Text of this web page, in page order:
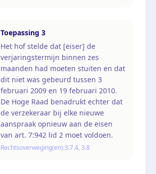
Toepassing 3
Het hof stelde dat [eiser] de
verjaringstermijn binnen zes
maanden had moeten stuiten en dat
dit niet was gebeurd tussen 3
februari 2009 en 19 februari 2010.
De Hoge Raad benadrukt echter dat
de verzekeraar bij elke nieuwe
aanspraak opnieuw aan de eisen
van art. 7:942 lid 2 moet voldoen.
Rechtsoverweging(en):3.7.4, 3.8